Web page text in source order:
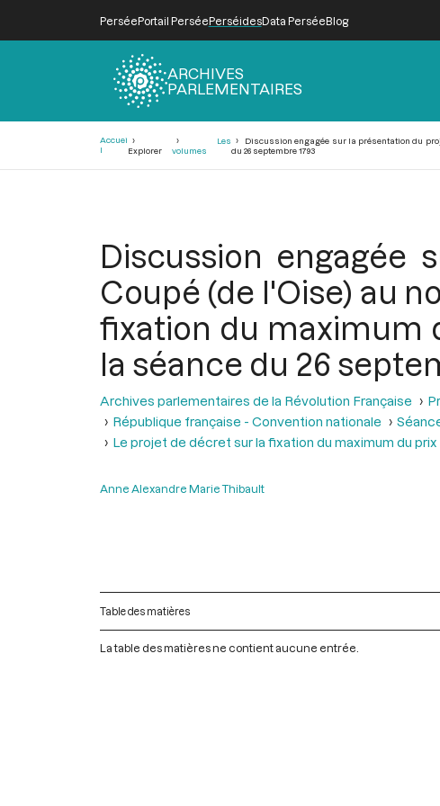
PerséePortail PerséePerséidesData PerséeBlog
ARCHIVES
PARLEMENTAIRES
Accuei
l
Explorer
Les
volumes
Discussion engagée sur la présentation du
du 26 septembre 1793
Discussion engagée
Coupé (de l'Oise) au
fixation du maximum
la séance du 26
Archives parlementaires de la Révolution Française
République française - Convention nationale
Le projet de décret sur la fixation du maximum du
Anne Alexandre Marie Thibault
Table des matières
La table des matières ne contient aucune entrée.